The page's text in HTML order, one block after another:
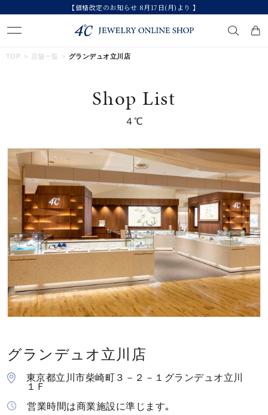
【価格改定のお知らせ 8月17日(月)より 】
#ダイヤモンド ネックレス
ブランド
カテゴリー すべてのジュエリー
素材
カラー
誕生石
石の色
ファッションテイスト
TOP 店舗一覧 グランデュオ立川店
Shop List
４℃
グランデュオ立川店
東京都立川市柴崎町３－２－１グランデュオ立川
１Ｆ
営業時間は商業施設に準じます｡